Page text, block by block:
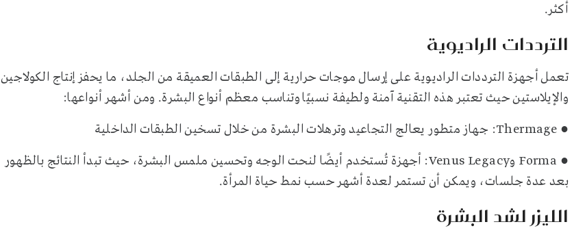
أكثر.
الترددات الراديوية
تعمل أجهزة الترددات الراديوية على إرسال موجات حرارية إلى الطبقات العميقة من الجلد، ما يحفز إنتاج الكولاجين
والإيلاستين حيث تعتبر هذه التقنية آمنة ولطيفة نسبيًا وتناسب معظم أنواع البشرة. ومن أشهر أنواعها:
● Thermage: جهاز متطور يعالج التجاعيد وترهلات البشرة من خلال تسخين الطبقات الداخلية
● Forma وVenus Legacy: أجهزة تُستخدم أيضًا لنحت الوجه وتحسين ملمس البشرة، حيث تبدأ النتائج بالظهور
بعد عدة جلسات، ويمكن أن تستمر لعدة أشهر حسب نمط حياة المرأة.
الليزر لشد البشرة